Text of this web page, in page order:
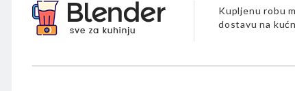
Kupljenu robu
dostavu na